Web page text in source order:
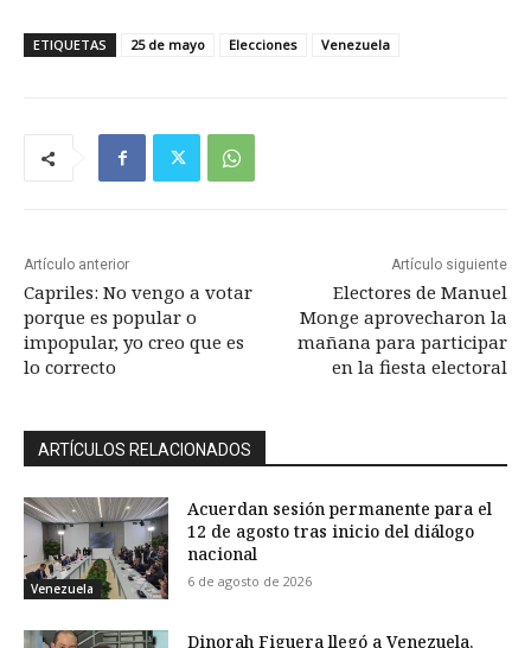
ETIQUETAS 25 de mayo Elecciones Venezuela
Artículo anterior
Capriles: No vengo a votar
porque es popular o
impopular, yo creo que es
lo correcto
Artículo siguiente
Electores de Manuel
Monge aprovecharon la
mañana para participar
en la fiesta electoral
ARTÍCULOS RELACIONADOS
Venezuela
Acuerdan sesión permanente para el
12 de agosto tras inicio del diálogo
nacional
6 de agosto de 2026
Dinorah Figuera llegó a Venezuela,